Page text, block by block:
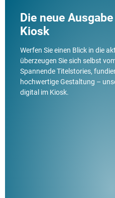
Die neue
Kiosk
Werfen Sie einen Blick in die
überzeugen Sie sich selbst
Spannende Titelstories,
hochwertige Gestaltung –
digital im Kiosk.